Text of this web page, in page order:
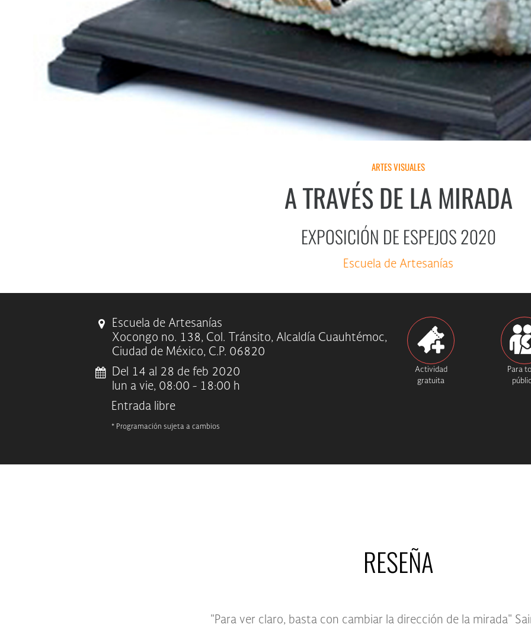
ARTES VISUALES
A TRAVÉS DE LA MIRADA
EXPOSICIÓN DE ESPEJOS 2020
Escuela de Artesanías
Escuela de Artesanías
Xocongo no. 138, Col. Tránsito, Alcaldía Cuauhtémoc,
Ciudad de México, C.P. 06820
Del 14 al 28 de feb 2020
lun a vie, 08:00 - 18:00 h
Entrada libre
* Programación sujeta a cambios
Actividad
gratuita
Para
RESEÑA
"Para ver claro, basta con cambiar la dirección de la mirada"